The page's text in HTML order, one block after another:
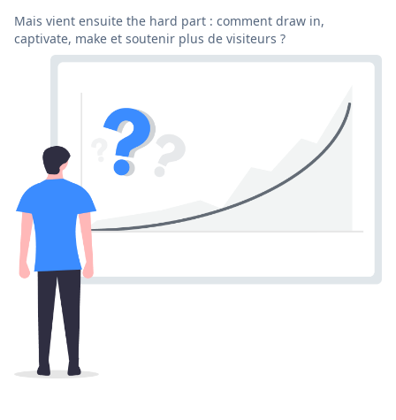
Mais vient ensuite the hard part : comment draw in,
captivate, make et soutenir plus de visiteurs ?